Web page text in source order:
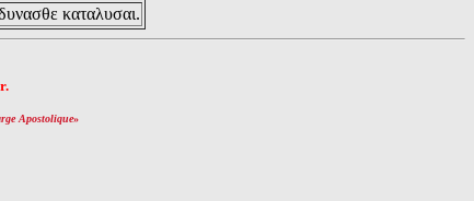
καταλυσαι.
Apostolique»